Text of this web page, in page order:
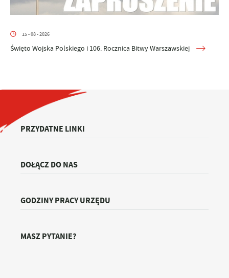
15 - 08 - 2026
Święto Wojska Polskiego i 106. Rocznica Bitwy Warszawskiej
PRZYDATNE LINKI
DOŁĄCZ DO NAS
GODZINY PRACY URZĘDU
MASZ PYTANIE?